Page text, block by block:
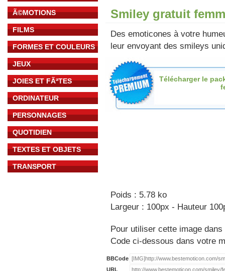
Ã©MOTIONS
FILMS
FORMES ET COULEURS
JEUX
JOIES ET FÃªTES
ORDINATEUR
PERSONNAGES
QUOTIDIEN
TEXTES ET OBJETS
TRANSPORT
Smiley gratuit
Des emoticones à votre
leur envoyant des smileys
Télécharger le
Poids : 5.78 ko
Largeur : 100px - Hauteur
Pour utiliser cette image
Code ci-dessous dans votre
BBCode
URL